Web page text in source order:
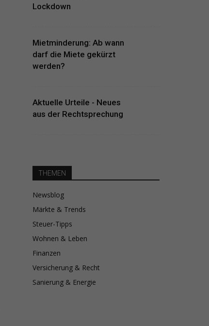
Lockdown
Mietminderung: Ab wann
darf die Miete gekürzt
werden?
Aktuelle Urteile - Neues
aus der Rechtsprechung
THEMEN
Newsblog
Märkte & Trends
Steuer-Tipps
Wohnen & Leben
Finanzen
Versicherung & Recht
Sanierung & Energie